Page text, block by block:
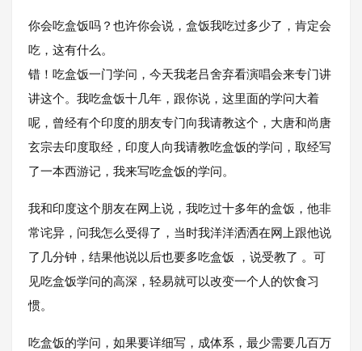
你会吃盒饭吗？也许你会说，盒饭我吃过多少了，肯定会
吃，这有什么。
错！吃盒饭一门学问，今天我老吕舍弃看演唱会来专门讲
讲这个。我吃盒饭十几年，跟你说，这里面的学问大着
呢，曾经有个印度的朋友专门向我请教这个，大唐和尚唐
玄宗去印度取经，印度人向我请教吃盒饭的学问，取经写
了一本西游记，我来写吃盒饭的学问。
我和印度这个朋友在网上说，我吃过十多年的盒饭，他非
常诧异，问我怎么受得了，当时我洋洋洒洒在网上跟他说
了几分钟，结果他说以后也要多吃盒饭 ，说受教了 。可
见吃盒饭学问的高深，轻易就可以改变一个人的饮食习
惯。
吃盒饭的学问，如果要详细写，成体系，最少需要几百万